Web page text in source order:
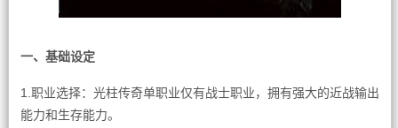
一、基础设定
1.职业选择：光柱传奇单职业仅有战士职业，拥有强大的近战输出
能力和生存能力。